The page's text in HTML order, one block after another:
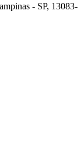
- SP, 13083-